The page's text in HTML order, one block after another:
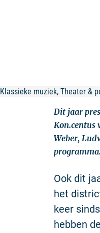
Klassieke muziek, Theater &
Dit jaar
Kon.centus
Weber,
programma.
Ook dit
het
keer
hebben